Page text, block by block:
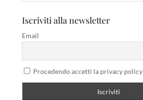
Iscriviti alla newsletter
Email
Procedendo accetti la privacy policy